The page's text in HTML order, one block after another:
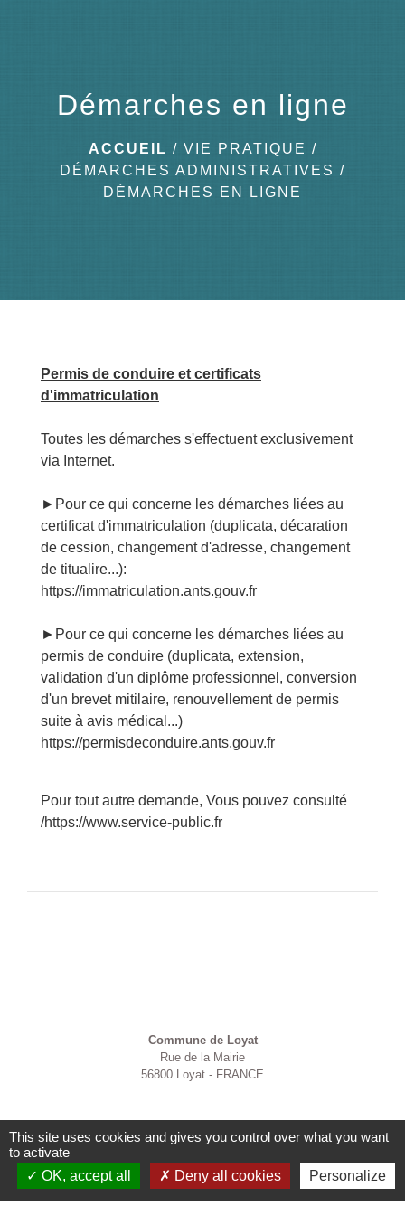
Démarches en ligne
ACCUEIL / VIE PRATIQUE /
DÉMARCHES ADMINISTRATIVES /
DÉMARCHES EN LIGNE
Permis de conduire et certificats
d'immatriculation
Toutes les démarches s'effectuent exclusivement
via Internet.
►Pour ce qui concerne les démarches liées au
certificat d'immatriculation (duplicata, décaration
de cession, changement d'adresse, changement
de titualire...):
https://immatriculation.ants.gouv.fr
►Pour ce qui concerne les démarches liées au
permis de conduire (duplicata, extension,
validation d'un diplôme professionnel, conversion
d'un brevet mitilaire, renouvellement de permis
suite à avis médical...)
https://permisdeconduire.ants.gouv.fr
Pour tout autre demande, Vous pouvez consulté
https://www.service-public.fr/
Commune de Loyat
Rue de la Mairie
56800 Loyat - FRANCE
Mentions légales - Politique de confidentialité -
Accessibilité - Plan du site - Gestion des cookies
This site uses cookies and gives you control over what you want
to activate
OK, accept all
Deny all cookies Personalize